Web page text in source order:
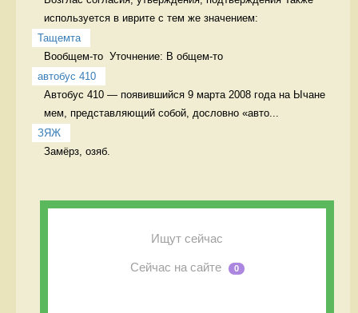
используется в иврите с тем же значением:
Тащемта
Вообщем-то  Уточнение: В общем-то
автобус 410
Автобус 410 — появившийся 9 марта 2008 года на Ычане
мем, представляющий собой, дословно «авто...
ЗЯЖ
Замёрз, озяб.
Ищут сейчас
Сейчас на сайте 0